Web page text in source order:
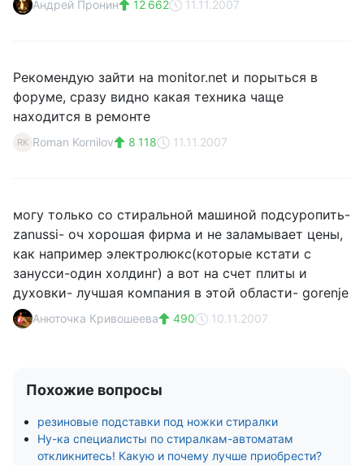
Андрей Пронин 12 662 11.11.2007
Рекомендую зайти на monitor.net и порыться в
форуме, сразу видно какая техника чаще
находится в ремонте
RK Roman Kornilov 8 118 11.11.2007
могу только со стиральной машиной подсуропить-
zanussi- оч хорошая фирма и не заламывает цены,
как например электролюкс(которые кстати с
занусси-один холдинг) а вот на счет плиты и
духовки- лучшая компания в этой области- gorenje
Анюточка Кривошеева 490 10.11.2007
Похожие вопросы
резиновые подставки под ножки стиралки
Ну-ка специалисты по стиралкам-автоматам
откликнитесь! Какую и почему лучше приобрести?